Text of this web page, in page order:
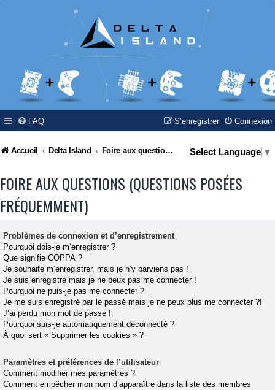
FAQ Connexion
S’enregistrer
Accueil Delta Island Foire aux questions (Questions posées fréquemment) Select Language ▼
FOIRE AUX QUESTIONS (QUESTIONS POSÉES
FRÉQUEMMENT)
Problèmes de connexion et d’enregistrement
Pourquoi dois-je m’enregistrer ?
Que signifie COPPA ?
Je souhaite m’enregistrer, mais je n’y parviens pas !
Je suis enregistré mais je ne peux pas me connecter !
Pourquoi ne puis-je pas me connecter ?
Je me suis enregistré par le passé mais je ne peux plus me connecter ?!
J’ai perdu mon mot de passe !
Pourquoi suis-je automatiquement déconnecté ?
À quoi sert « Supprimer les cookies » ?
Paramètres et préférences de l’utilisateur
Comment modifier mes paramètres ?
Comment empêcher mon nom d’apparaître dans la liste des membres